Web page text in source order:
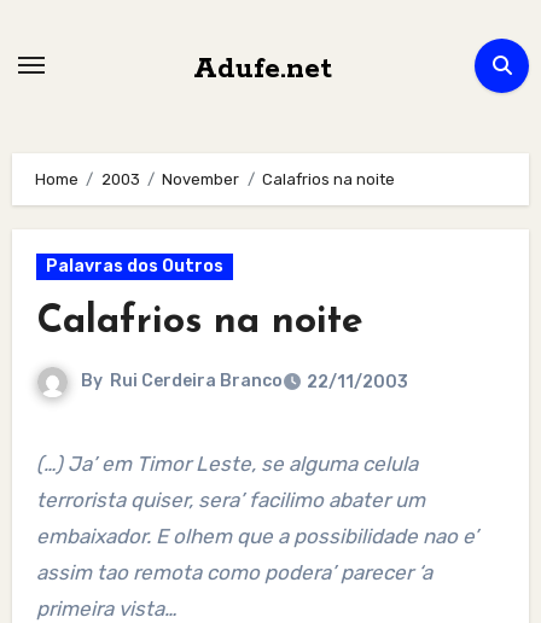
Adufe.net
Home 2003 November Calafrios na noite
Palavras dos Outros
Calafrios na noite
By Rui Cerdeira Branco 22/11/2003
(…) Ja’ em Timor Leste, se alguma celula
terrorista quiser, sera’ facilimo abater um
embaixador. E olhem que a possibilidade nao e’
assim tao remota como podera’ parecer ‘a
primeira vista…